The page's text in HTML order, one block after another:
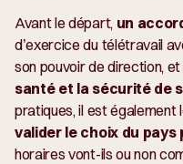
Avant le départ, un
d’exercice du télétravail
son pouvoir de direction,
santé et la sécurité de
pratiques, il est également
valider le choix du
horaires vont-ils ou non